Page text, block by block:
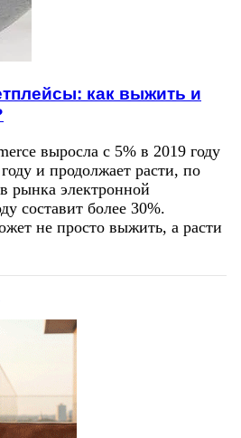
как выжить и
выросла с 5% в 2019 году
и продолжает расти, по
рынка электронной
составит более 30%.
не просто выжить, а расти